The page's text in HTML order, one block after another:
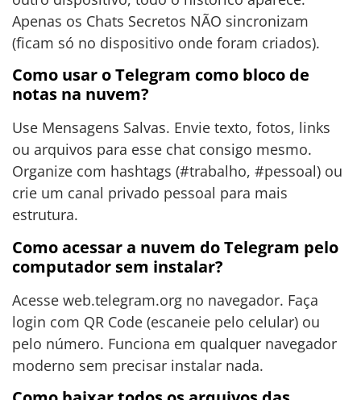
Apenas os Chats Secretos NÃO sincronizam
(ficam só no dispositivo onde foram criados).
Como usar o Telegram como bloco de
notas na nuvem?
Use Mensagens Salvas. Envie texto, fotos, links
ou arquivos para esse chat consigo mesmo.
Organize com hashtags (#trabalho, #pessoal) ou
crie um canal privado pessoal para mais
estrutura.
Como acessar a nuvem do Telegram pelo
computador sem instalar?
Acesse web.telegram.org no navegador. Faça
login com QR Code (escaneie pelo celular) ou
pelo número. Funciona em qualquer navegador
moderno sem precisar instalar nada.